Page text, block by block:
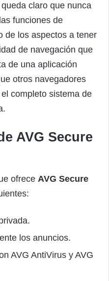
claro que nunca
funciones de
de los aspectos a tener
de navegación que
de una aplicación
otros navegadores
completo sistema de
AVG Secure
ofrece AVG Secure
los anuncios.
AVG AntiVirus y AVG